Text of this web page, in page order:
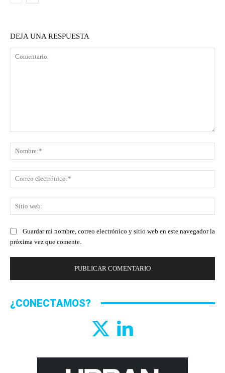
DEJA UNA RESPUESTA
Guardar mi nombre, correo electrónico y sitio web en este navegador la
próxima vez que comente.
¿CONECTAMOS?